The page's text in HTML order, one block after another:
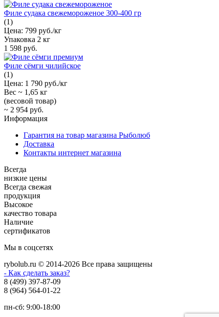
Филе судака свежемороженое 300-400 гр
(1)
Цена: 799 руб./кг
Упаковка 2 кг
1 598 руб.
Филе сёмги чилийское
(1)
Цена: 1 790 руб./кг
Вес ~ 1,65 кг
(весовой товар)
~ 2 954 руб.
Информация
Гарантия на товар магазина Рыболюб
Доставка
Контакты интернет магазина
Всегда
низкие цены
Всегда свежая
продукция
Высокое
качество товара
Наличие
сертификатов
Мы в соцсетях
rybolub.ru © 2014-2026 Все права защищены
- Как сделать заказ?
8 (499) 397-87-09
8 (964) 564-01-22
пн-сб: 9:00-18:00